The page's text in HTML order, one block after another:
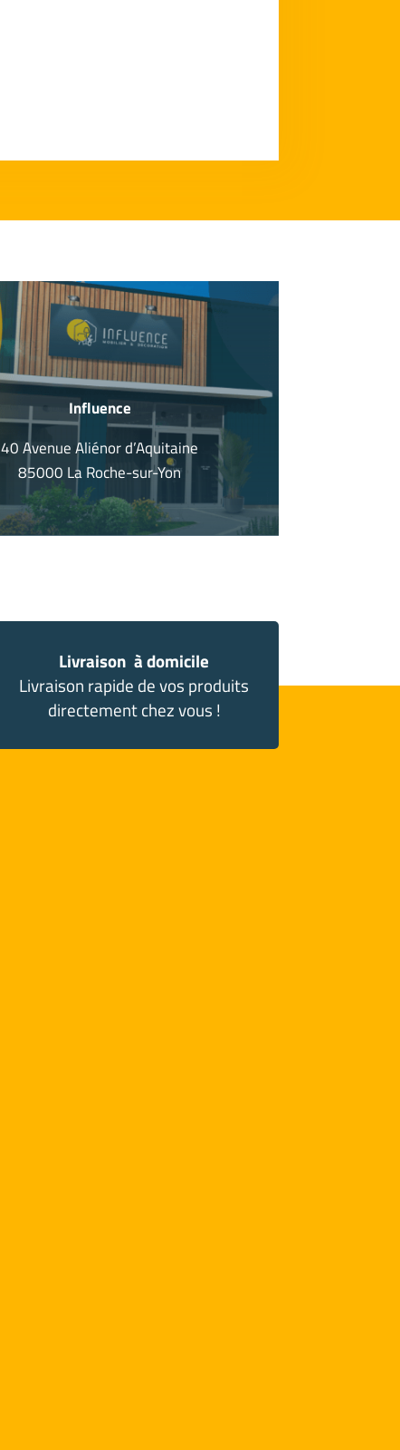
Influence
40 Avenue Aliénor d’Aquitaine
85000 La Roche-sur-Yon
Livraison à domicile
Livraison rapide de vos produits
directement chez vous !